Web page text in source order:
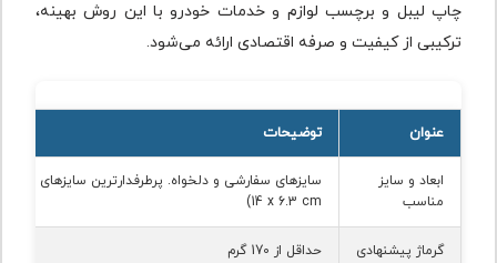
چاپ لیبل و برچسب لوازم و خدمات خودرو با این روش بهینه،
ترکیبی از کیفیت و صرفه اقتصادی ارائه می‌شود.
عنوان توضیحات
ابعاد و سایز
مناسب
سایزهای سفارشی و دلخواه. پرطرفدارترین سایزهای
14 x 6.3 cm
)
گرماژ پیشنهادی حداقل از 170 گرم